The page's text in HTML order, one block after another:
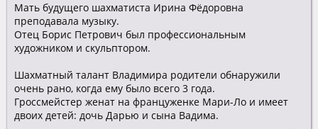
Мать будущего шахматиста Ирина Фёдоровна
преподавала музыку.
Отец Борис Петрович был профессиональным
художником и скульптором.
Шахматный талант Владимира родители обнаружили
очень рано, когда ему было всего 3 года.
Гроссмейстер женат на француженке Мари-Ло и имеет
двоих детей: дочь Дарью и сына Вадима.